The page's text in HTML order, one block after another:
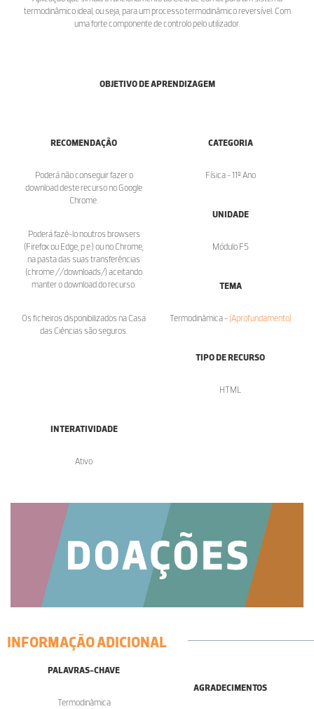
termodinâmico ideal, ou seja, para um processo termodinâmico reversível. Com
uma forte componente de controlo pelo utilizador.
OBJETIVO DE APRENDIZAGEM
RECOMENDAÇÃO
Poderá não conseguir fazer o
download deste recurso no Google
Chrome.
Poderá fazê-lo noutros browsers
(Firefox ou Edge, p.e.) ou no Chrome,
na pasta das suas transferências
(chrome://downloads/) aceitando
manter o download do recurso.
Os ficheiros disponibilizados na Casa
das Ciências são seguros.
CATEGORIA
Física - 11º Ano
UNIDADE
Módulo F5
TEMA
Termodinâmica - (Aprofundamento)
TIPO DE RECURSO
HTML
INTERATIVIDADE
Ativo
INFORMAÇÃO ADICIONAL
PALAVRAS-CHAVE
Termodinâmica
AGRADECIMENTOS